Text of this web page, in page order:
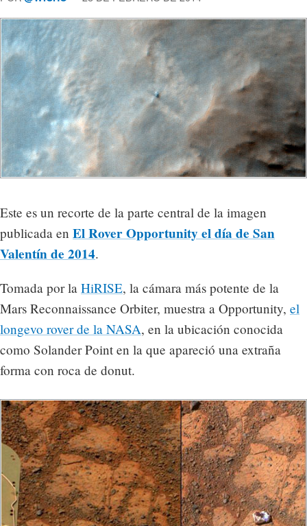
Este es un recorte de la parte central de la imagen
publicada en El Rover Opportunity el día de San
Valentín de 2014.
Tomada por la HiRISE, la cámara más potente de la
Mars Reconnaissance Orbiter, muestra a Opportunity, el
longevo rover de la NASA, en la ubicación conocida
como Solander Point en la que apareció una extraña
forma con roca de donut.